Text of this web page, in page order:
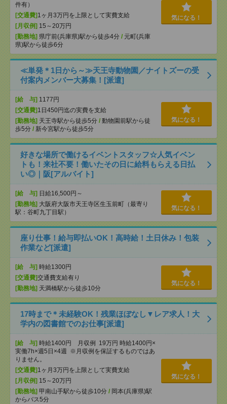
件有）
[交通費] 1ヶ月3万円を上限として実費支給
[月収例] 15～20万円
[勤務地] 県庁前(兵庫県)駅から徒歩4分 / 元町(兵庫
県)駅から徒歩6分
気になる！
≪単発＊1日から～≫天王寺動物園／ナイトズーの受
付案内メンバー大募集！[派遣]
[給 与] 1177円
[交通費] 1日450円迄の実費を支給
[勤務地] 天王寺駅から徒歩5分 / 動物園前駅から徒
歩5分 / 新今宮駅から徒歩5分
気になる！
好きな場所で働けるイベントスタッフ☆人気イベン
トも！来社不要！働いたその日に給料もらえる日払
い◎｜阪[アルバイト]
[給 与] 日給16,500円～
[勤務地] 大阪府大阪市天王寺区生玉前町（最寄り
駅：谷町九丁目駅）
気になる！
座り仕事！給与即払いOK！高時給！土日休み！包装
作業など[派遣]
[給 与] 時給1300円
[交通費]交通費支給有り
[勤務地] 天満橋駅から徒歩10分
気になる！
17時まで＊未経験OK！残業ほぼなし▼レア求人！大
学内の図書館でのお仕事[派遣]
[給 与] 時給1400円 月収例 19万円 時給1400円×
実働7h×週5日×4週 ※月収例を保証するものではあ
りません。
[交通費] 1ヶ月3万円を上限として実費支給
[月収例] 15～20万円
[勤務地] 甲南山手駅から徒歩10分 / 岡本(兵庫県)駅
からバス5分
気になる！